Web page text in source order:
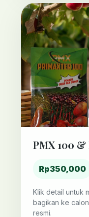
PMX 100 &
Rp350,000
Klik detail untuk
bagikan ke
resmi.